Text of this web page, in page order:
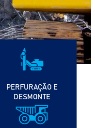
PERFURAÇÃO E
DESMONTE